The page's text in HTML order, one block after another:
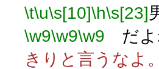
\t\u\s[10]\h\s[23]
\w9\w9\w9 だよ
きりと言うなよ